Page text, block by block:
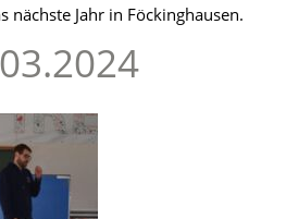
nächste Jahr in Föckinghausen.